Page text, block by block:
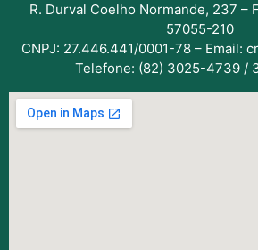
R. Durval Coelho Normande, 237 –
57055-210
CNPJ: 27.446.441/0001-78 – Email:
Telefone: (82) 3025-4739 /